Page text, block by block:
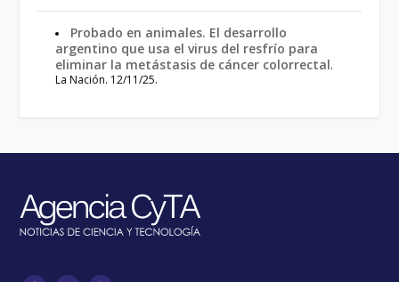
Probado en animales. El desarrollo
argentino que usa el virus del resfrío para
eliminar la metástasis de cáncer colorrectal.
La Nación. 12/11/25.